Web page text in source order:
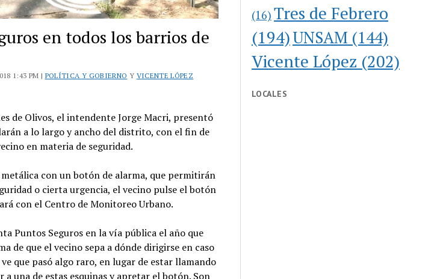
en todos los barrios de
1:43 PM | POLÍTICA Y GOBIERNO Y VICENTE LÓPEZ
de Olivos, el intendente Jorge Macri, presentó
a lo largo y ancho del distrito, con el fin de
en materia de seguridad.
con un botón de alarma, que permitirán
o cierta urgencia, el vecino pulse el botón
con el Centro de Monitoreo Urbano.
Puntos Seguros en la vía pública el año que
de que el vecino sepa a dónde dirigirse en caso
que pasó algo raro, en lugar de estar llamando
una de estas esquinas y apretar el botón. Son
(16) Tres de Febrero
(194)UNSAM (144)
Vicente López (202)
LOCALES